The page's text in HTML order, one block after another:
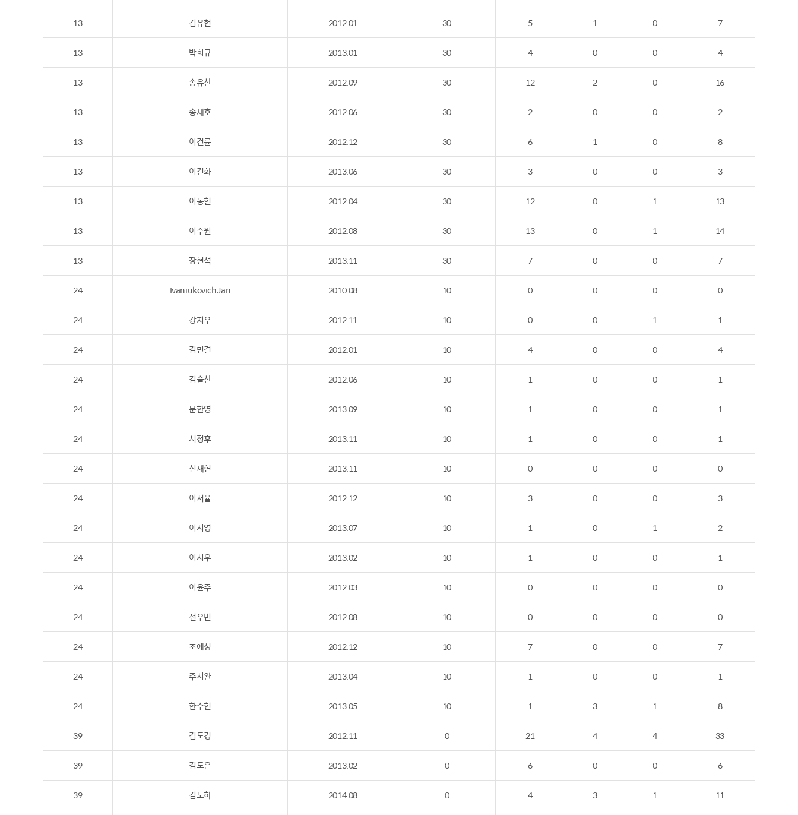
13 김유현 2012.01 30 5 1 0 7
13 박희규 2013.01 30 4 0 0 4
13 송유찬 2012.09 30 12 2 0 16
13 송채호 2012.06 30 2 0 0 2
13 이건륜 2012.12 30 6 1 0 8
13 이건화 2013.06 30 3 0 0 3
13 이동현 2012.04 30 12 0 1 13
13 이주원 2012.08 30 13 0 1 14
13 장현석 2013.11 30 7 0 0 7
24 IvaniukovichJan 2010.08 10 0 0 0 0
24 강지우 2012.11 10 0 0 1 1
24 김민결 2012.01 10 4 0 0 4
24 김슬찬 2012.06 10 1 0 0 1
24 문한영 2013.09 10 1 0 0 1
24 서정후 2013.11 10 1 0 0 1
24 신재현 2013.11 10 0 0 0 0
24 이서율 2012.12 10 3 0 0 3
24 이시영 2013.07 10 1 0 1 2
24 이시우 2013.02 10 1 0 0 1
24 이윤주 2012.03 10 0 0 0 0
24 전우빈 2012.08 10 0 0 0 0
24 조예성 2012.12 10 7 0 0 7
24 주시완 2013.04 10 1 0 0 1
24 한수현 2013.05 10 1 3 1 8
39 김도경 2012.11 0 21 4 4 33
39 김도은 2013.02 0 6 0 0 6
39 김도하 2014.08 0 4 3 1 11